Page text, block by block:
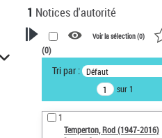
1 Notices d'autorité
VOTRE RECHERCHE
Recherche avancée dans les
notices d’autorité
Œuvres liées à l'auteur :
Temperton, Rod (1947-2016)
Voir la sélection (0)
(0)
Tri par : Défaut
sur 1
1
Temperton, Rod (1947-2016)